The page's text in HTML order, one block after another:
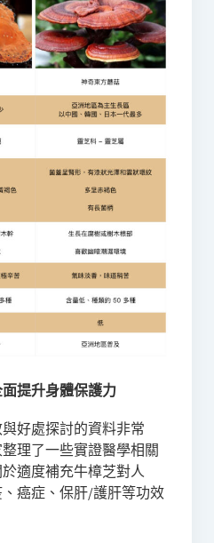
提升身體保護力
好處探討的資料非常
理了一些實證醫學相關
適度補充牛樟芝對人
癌症、保肝/護肝等功效